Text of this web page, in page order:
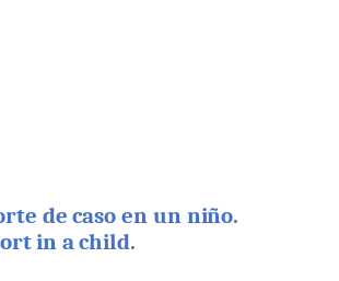
de caso en un niño.
in achild.